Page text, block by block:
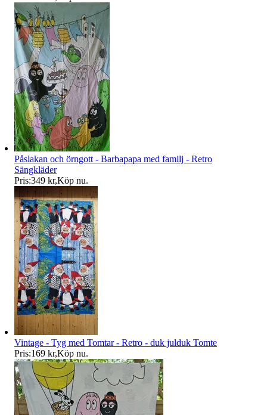
Påslakan och örngott - Barbapapa med familj - Retro
Sängkläder
Pris:349 kr,Köp nu.
Vintage - Tyg med Tomtar - Retro - duk julduk Tomte
Pris:169 kr,Köp nu.